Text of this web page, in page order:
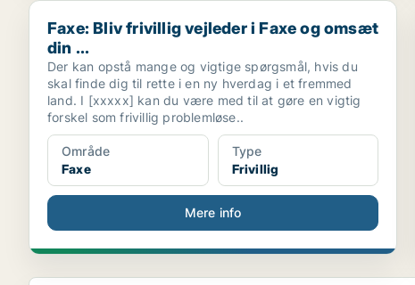
Faxe: Bliv frivillig vejleder i Faxe og omsæt din ...
Faxe: Bliv frivillig vejleder i Faxe og omsæt
din ...
Der kan opstå mange og vigtige spørgsmål, hvis du
skal finde dig til rette i en ny hverdag i et fremmed
land. I [xxxxx] kan du være med til at gøre en vigtig
forskel som frivillig problemløse..
Område
Faxe
Type
Frivillig
Mere info